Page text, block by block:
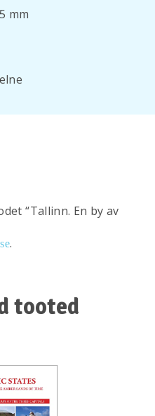
mm
“Tallinn. En by av
.
tooted